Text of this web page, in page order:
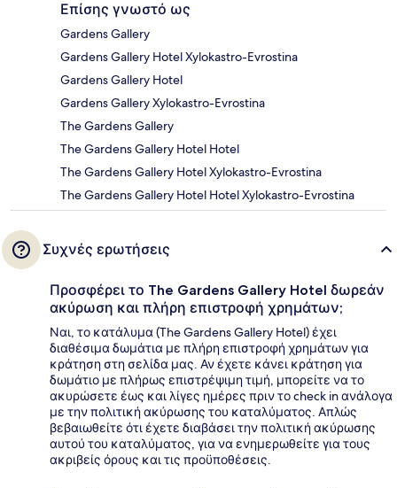
Επίσης γνωστό ως
Gardens Gallery
Gardens Gallery Hotel Xylokastro-Evrostina
Gardens Gallery Hotel
Gardens Gallery Xylokastro-Evrostina
The Gardens Gallery
The Gardens Gallery Hotel Hotel
The Gardens Gallery Hotel Xylokastro-Evrostina
The Gardens Gallery Hotel Hotel Xylokastro-Evrostina
Συχνές ερωτήσεις
Προσφέρει το The Gardens Gallery Hotel δωρεάν
ακύρωση και πλήρη επιστροφή χρημάτων;
Ναι, το κατάλυμα (The Gardens Gallery Hotel) έχει
διαθέσιμα δωμάτια με πλήρη επιστροφή χρημάτων για
κράτηση στη σελίδα μας. Αν έχετε κάνει κράτηση για
δωμάτιο με πλήρως επιστρέψιμη τιμή, μπορείτε να το
ακυρώσετε έως και λίγες ημέρες πριν το check in ανάλογα
με την πολιτική ακύρωσης του καταλύματος. Απλώς
βεβαιωθείτε ότι έχετε διαβάσει την πολιτική ακύρωσης
αυτού του καταλύματος, για να ενημερωθείτε για τους
ακριβείς όρους και τις προϋποθέσεις.